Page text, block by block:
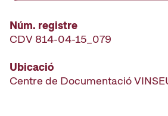
Núm. registre
CDV 814-04-15_079
Ubicació
Centre de Documentació